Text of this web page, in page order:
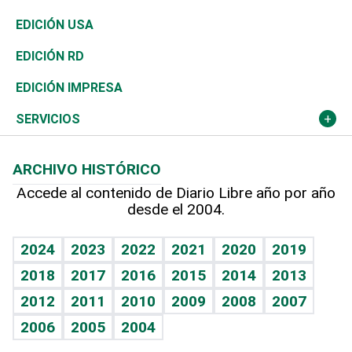
Reportajes
África
Ocenanía
Caribe
Resto del mundo
Vivienda
Telecom.
Global y variable
Economía personal
Buena Vida
Sociales
Novedades
Podcast Arte Libre
Hablando con el pediatra
Vida y familia
Eñe
Celebrando la vida
Sin complejos
Ciclismo
Tenis
Olimpismo
Más deportes
Línea de hit
TBT Deportivo
En Directo
Frente al Statu Quo
El Espía
Noticiero Poteleche
Lecturas
Tecnología
Historia
Martes de tecnología
Cambio climático
Economía
Revista
Deportes
Opinión
Hecho en casa
Guía del dinero
EDICIÓN USA
EDICIÓN RD
EDICIÓN IMPRESA
SERVICIOS
Cumpleaños
Horóscopos
Juegos
ARCHIVO HISTÓRICO
Accede al contenido de Diario Libre año por año
desde el 2004.
2024 2023 2022 2021 2020
2019
2018
2017 2016 2015 2014
2013
2012
2011 2010 2009 2008
2007
2006
2005 2004